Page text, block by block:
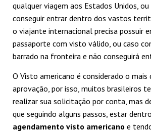
qualquer viagem aos Estados Unidos, ou
conseguir entrar dentro dos vastos
o viajante internacional precisa possuir
passaporte com visto válido, ou caso
barrado na fronteira e não conseguirá
O Visto americano é considerado o
aprovação, por isso, muitos brasileiros
realizar sua solicitação por conta, mas
que seguindo alguns passos, estar
agendamento visto americano e